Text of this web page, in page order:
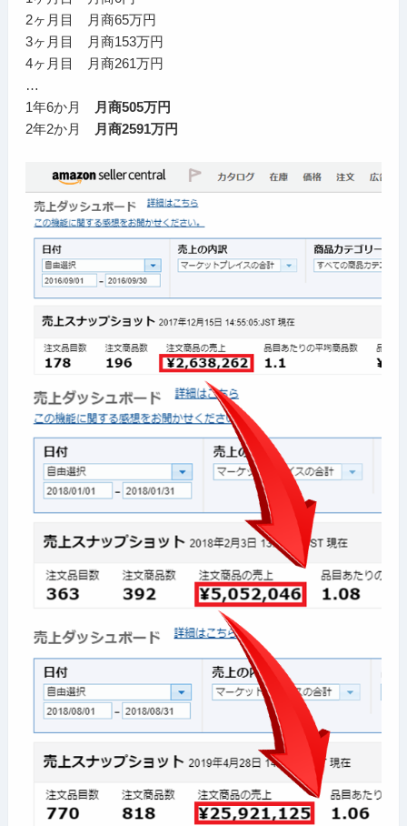
2ヶ月目 月商65万円
3ヶ月目 月商153万円
4ヶ月目 月商261万円
…
1年6か月
月商505万円
2年2か月
月商2591万円